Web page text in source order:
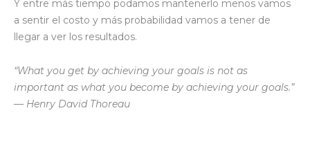
Y entre más tiempo podamos mantenerlo menos vamos
a sentir el costo y más probabilidad vamos a tener de
llegar a ver los resultados.
“What you get by achieving your goals is not as
important as what you become by achieving your goals.”
— Henry David Thoreau